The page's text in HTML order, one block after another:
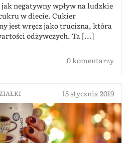
negatywny wpływ na ludzkie
w diecie. Cukier
jest wręcz jako trucizna, która
odżywczych. Ta [...]
0 komentarzy
15 stycznia 2019